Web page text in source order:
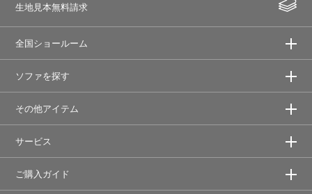
生地見本無料請求
全国ショールーム
ソファを探す
その他アイテム
サービス
ご購入ガイド